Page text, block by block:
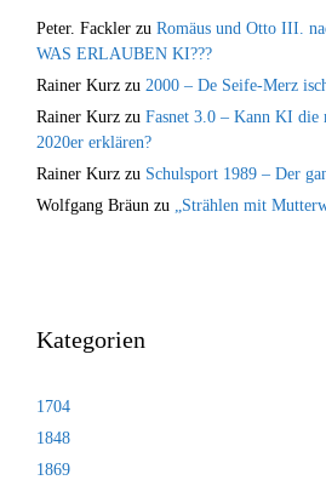
Peter. Fackler zu Romäus und Otto III.
WAS ERLAUBEN KI???
Rainer Kurz zu 2000 – De Seife-Merz
Rainer Kurz zu Fasnet 3.0 – Kann KI die
2020er erklären?
Rainer Kurz zu Schulsport 1989 – Der
Wolfgang Bräun zu „Strählen mit
Kategorien
1704
1848
1869